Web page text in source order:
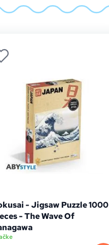
- Jigsaw Puzzle 1000
- The Wave Of